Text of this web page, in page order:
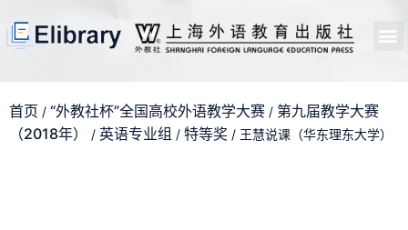
首页 / “外教社杯”全国高校外语教学大赛 / 第九届教学大赛
（2018年）
/ 英语专业组 / 特等奖 / 王慧说课（华东理东大学）